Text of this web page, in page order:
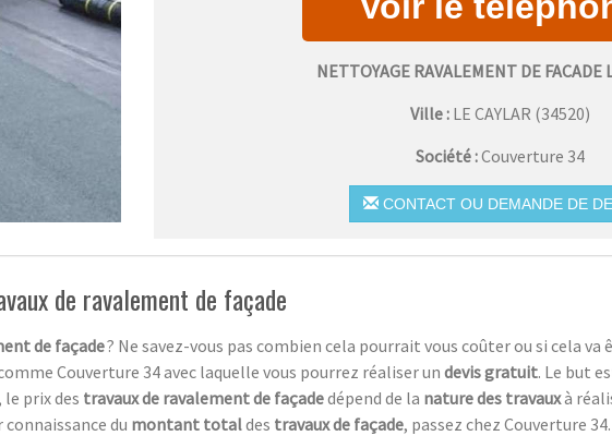
NETTOYAGE RAVALEMENT DE FACADE
Ville : LE CAYLAR (34520)
Société :Couverture 34
CONTACT OU DEMANDE DE
de ravalement de façade
de façade? Ne savez-vous pas combien cela pourrait vous coûter ou si cela va
Couverture 34 avec laquelle vous pourrez réaliser un devis gratuit. Le but
le prix des travaux de ravalement de façadedépend de la nature des travauxà
connaissance du montant totaldes travaux de façade, passez chez Couverture 34.